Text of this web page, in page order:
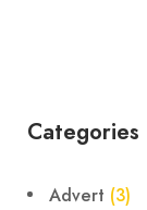
Categories
Advert (3)